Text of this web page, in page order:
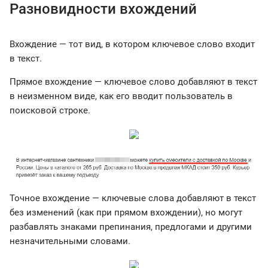
Разновидности вхождений
Вхождение — тот вид, в котором ключевое слово входит
в текст.
Прямое вхождение — ключевое слово добавляют в текст
в неизменном виде, как его вводит пользователь в
поисковой строке.
Точное вхождение — ключевые слова добавляют в текст
без изменений (как при прямом вхождении), но могут
разбавлять знаками препинания, предлогами и другими
незначительными словами.